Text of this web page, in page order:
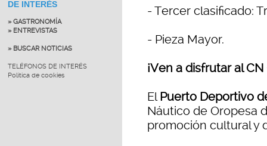
DE INTERÉS
» GASTRONOMÍA
» ENTREVISTAS
» BUSCAR NOTICIAS
TELÉFONOS DE INTERÉS
Política de cookies
- Tercer clasificado:
- Pieza Mayor.
¡Ven a disfrutar al
ElPuerto Deportivo
Náutico de Oropesa
promoción cultural y